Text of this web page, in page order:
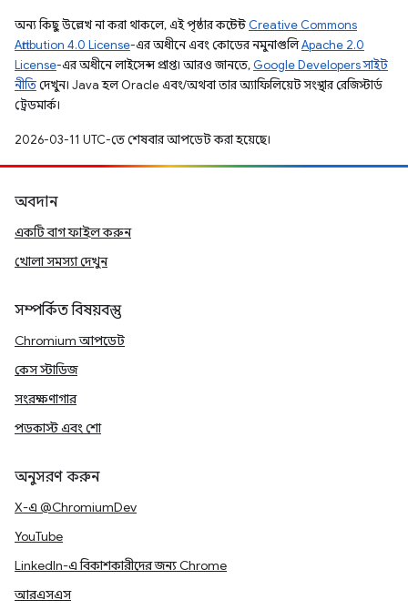
অন্য কিছু উল্লেখ না করা থাকলে, এই পৃষ্ঠার কন্টেন্ট Creative Commons
Attribution 4.0 License-এর অধীনে এবং কোডের নমুনাগুলিApache 2.0
License-এর অধীনে লাইসেন্স প্রাপ্ত। আরও জানতে, Google Developers সাইট
নীতিদেখুন। Java হল Oracle এবং/অথবা তার অ্যাফিলিয়েট সংস্থার রেজিস্টার্ড
ট্রেডমার্ক।
2026-03-11 UTC-তে শেষবার আপডেট করা হয়েছে।
অবদান
একটি বাগ ফাইল করুন
খোলা সমস্যা দেখুন
সম্পর্কিত বিষয়বস্তু
Chromium আপডেট
কেস স্টাডিজ
সংরক্ষণাগার
পডকাস্ট এবং শো
অনুসরণ করুন
X-এ @ChromiumDev
YouTube
LinkedIn-এ বিকাশকারীদের জন্য Chrome
আরএসএস